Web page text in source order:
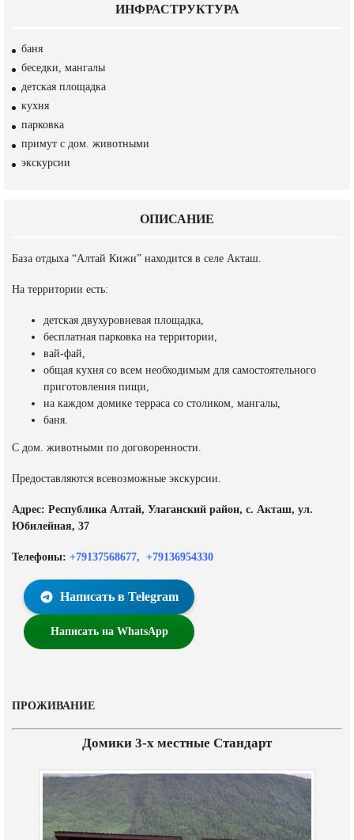
ИНФРАСТРУКТУРА
баня
беседки, мангалы
детская площадка
кухня
парковка
примут с дом. животными
экскурсии
ОПИСАНИЕ
База отдыха “Алтай Кижи” находится в селе Акташ.
На территории есть:
детская двухуровневая площадка,
бесплатная парковка на территории,
вай-фай,
общая кухня со всем необходимым для самостоятельного
приготовления пищи,
на каждом домике терраса со столиком, мангалы,
баня.
С дом. животными по договоренности.
Предоставляются всевозможные экскурсии.
Адрес: Республика Алтай, Улаганский район, с. Акташ, ул.
Юбилейная, 37
Телефоны: +79137568677, +79136954330
Написать в Telegram
Написать на WhatsApp
ПРОЖИВАНИЕ
Домики 3-х местные Стандарт